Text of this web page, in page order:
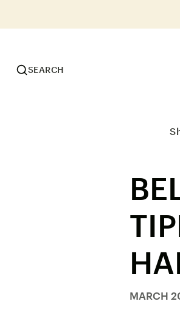
SEARCH
Novarail Komplettsets
Lampen & Elemente
MARCH